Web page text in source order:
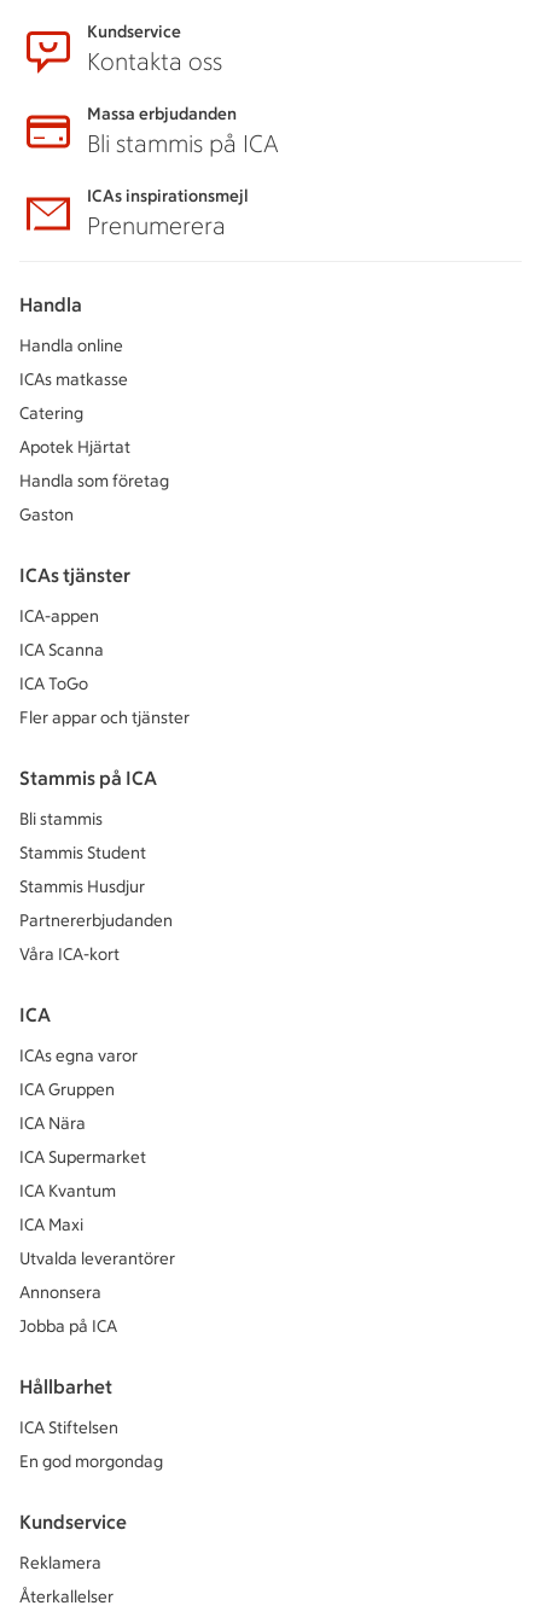
Kundservice
Kontakta oss
Massa erbjudanden
Bli stammis på ICA
ICAs inspirationsmejl
Prenumerera
Handla
Handla online
ICAs matkasse
Catering
Apotek Hjärtat
Handla som företag
Gaston
ICAs tjänster
ICA-appen
ICA Scanna
ICA ToGo
Fler appar och tjänster
Stammis på ICA
Bli stammis
Stammis Student
Stammis Husdjur
Partnererbjudanden
Våra ICA-kort
ICA
ICAs egna varor
ICA Gruppen
ICA Nära
ICA Supermarket
ICA Kvantum
ICA Maxi
Utvalda leverantörer
Annonsera
Jobba på ICA
Hållbarhet
ICA Stiftelsen
En god morgondag
Kundservice
Reklamera
Återkallelser